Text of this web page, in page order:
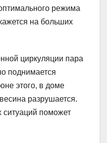
режима
на больших
циркуляции пара
поднимается
этого, в доме
разрушается.
ситуаций поможет